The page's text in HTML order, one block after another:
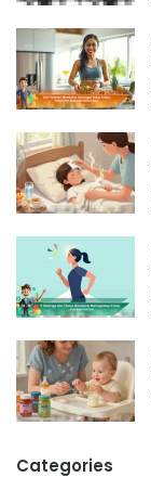
Categories